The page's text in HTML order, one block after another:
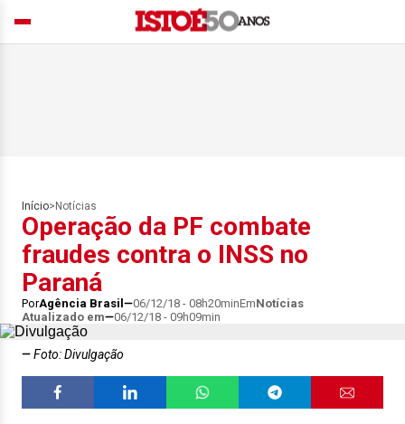
Início> Notícias
Operação da PF combate
fraudes contra o INSS no
Paraná
PorAgência Brasil 06/12/18 - 08h20minEmNotícias
Atualizado em
06/12/18 - 09h09min
Foto: Divulgação